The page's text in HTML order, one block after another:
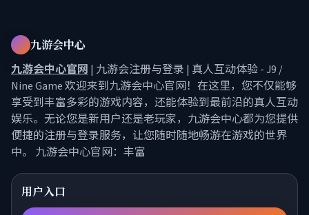
九游会中心
九游会中心官网 | 九游会注册与登录 | 真人互动体验 - J9 /
Nine Game 欢迎来到九游会中心官网！在这里，您不仅能够
享受到丰富多彩的游戏内容，还能体验到最前沿的真人互动
娱乐。无论您是新用户还是老玩家，九游会中心都为您提供
便捷的注册与登录服务，让您随时随地畅游在游戏的世界
中。 九游会中心官网：丰富
用户入口